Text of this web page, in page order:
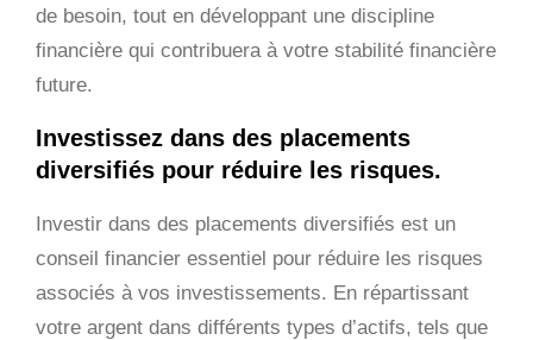
de besoin, tout en développant une discipline
financière qui contribuera à votre stabilité financière
future.
Investissez dans des placements
diversifiés pour réduire les risques.
Investir dans des placements diversifiés est un
conseil financier essentiel pour réduire les risques
associés à vos investissements. En répartissant
votre argent dans différents types d’actifs, tels que